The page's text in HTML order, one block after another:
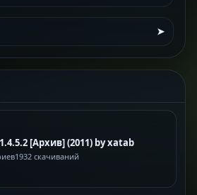
➤
[Архив] (2011) by xatab
1932 скачиваний